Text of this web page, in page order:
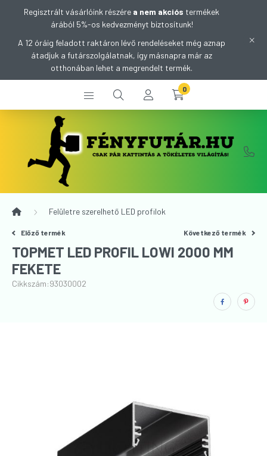
Regisztrált vásárlóink részére a nem akciós termékek
árából 5%-os kedvezményt biztosítunk!
A 12 óráig feladott raktáron lévő rendeléseket még aznap
átadjuk a futárszolgálatnak, így másnapra már az
otthonában lehet a megrendelt termék.
0
Felületre szerelhető LED profilok
Előző termék Következő termék
TOPMET LED PROFIL LOWI 2000 MM
FEKETE
Cikkszám:93030002